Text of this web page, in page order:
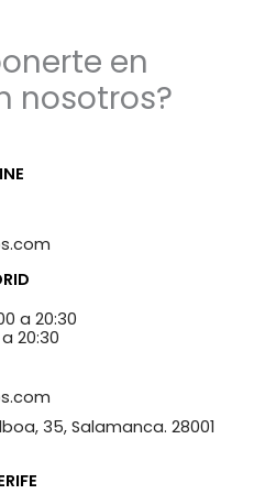
en
nosotros?
a 20:30
a 20:30
35, Salamanca. 28001